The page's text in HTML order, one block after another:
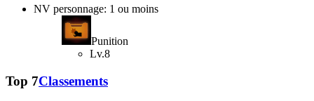
NV personnage: 1 ou moins
Punition
Lv.8
Top 7Classements